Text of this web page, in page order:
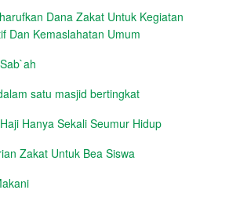
Dana Zakat Untuk Kegiatan
Dan Kemaslahatan Umum
satu masjid bertingkat
Hanya Sekali Seumur Hidup
Zakat Untuk Bea Siswa